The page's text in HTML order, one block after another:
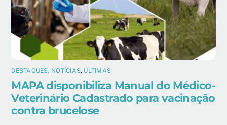
DESTAQUES, NOTÍCIAS, ÚLTIMAS
MAPA disponibiliza Manual do Médico-
Veterinário Cadastrado para vacinação
contra brucelose